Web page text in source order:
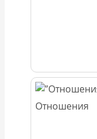
Отношения